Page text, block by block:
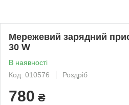
Мережевий зарядний
30 W
В наявності
Код: 010576
Роздріб
780 ₴